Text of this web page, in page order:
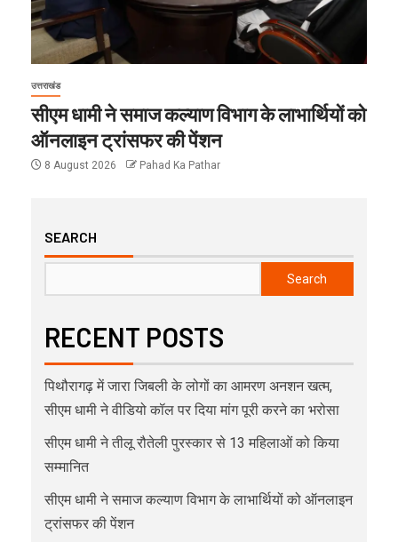
उत्तराखंड
सीएम धामी ने समाज कल्याण विभाग के लाभार्थियों को
ऑनलाइन ट्रांसफर की पेंशन
8 August 2026 Pahad Ka Pathar
SEARCH
Search
RECENT POSTS
पिथौरागढ़ में जारा जिबली के लोगों का आमरण अनशन खत्म,
सीएम धामी ने वीडियो कॉल पर दिया मांग पूरी करने का भरोसा
सीएम धामी ने तीलू रौतेली पुरस्कार से 13 महिलाओं को किया
सम्मानित
सीएम धामी ने समाज कल्याण विभाग के लाभार्थियों को ऑनलाइन
ट्रांसफर की पेंशन